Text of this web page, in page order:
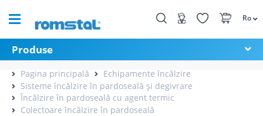
Ro
Produse
Pagina principală
Echipamente încălzire
Sisteme încălzire în pardoseală și degivrare
Încălzire în pardoseală cu agent termic
Colectoare încălzire în pardoseală